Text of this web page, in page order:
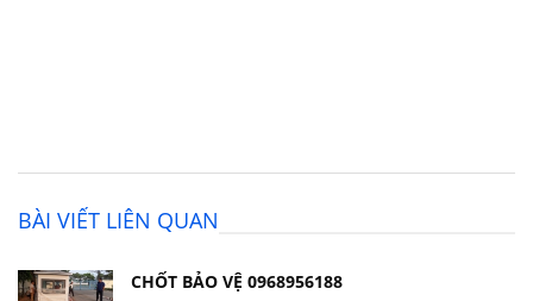
BÀI VIẾT LIÊN QUAN
CHỐT BẢO VỆ 0968956188